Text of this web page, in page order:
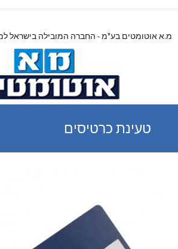
מ.א אוטומטים בע"מ - החברה המובילה בישראל
טעינת כרטיסים